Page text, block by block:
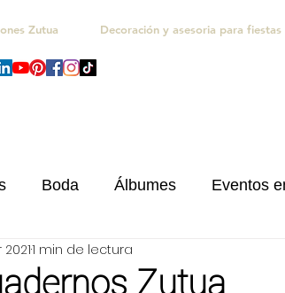
Zutua Decoración y asesoria para fiestas
Boda Álbumes Eventos
Kits Celebraciones
Zutua
1 min de lectura